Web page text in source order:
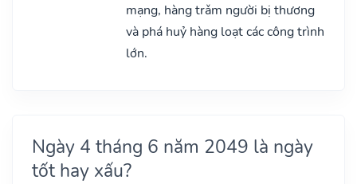
mạng, hàng trǎm người bị thương
và phá huỷ hàng loạt các công trình
lớn.
Ngày 4 tháng 6 năm 2049 là ngày
tốt hay xấu?